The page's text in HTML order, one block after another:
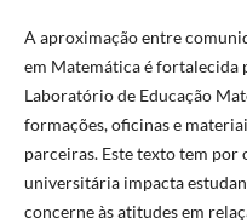
A aproximação entre
em Matemática é fortalecida
Laboratório de Educação
formações, oficinas e
parceiras. Este texto tem por
universitária impacta
concerne às atitudes em